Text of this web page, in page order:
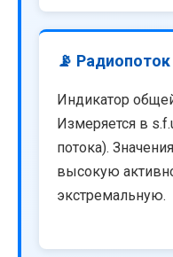
📡
Индикатор
Измеряется в
потока).
высокую
экстремальную.